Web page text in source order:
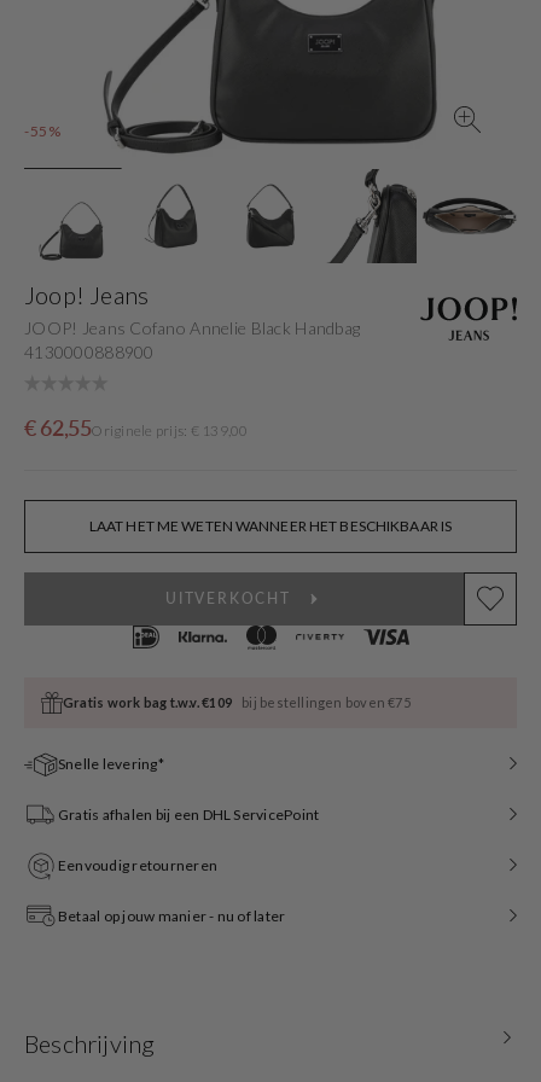
-55%
Beschrijving
Joop! Jeans
JOOP! Jeans Cofano Annelie Black Handbag
4130000888900
Sale
€ 62,55
OrigineleOriginele prijs: € 139,00
LAAT HET ME WETEN WANNEER HET BESCHIKBAAR IS
UITVERKOCHT
Gratis work bag t.w.v. €109 bij bestellingen boven €75
Snelle levering*
Gratis afhalen bij een DHL ServicePoint
Eenvoudig retourneren
Betaal op jouw manier - nu of later